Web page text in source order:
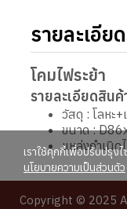
รายละเอีย
โคมไฟระย้า
รายละเอียดสินค้
วัสดุ : โลหะ+
ขนาด :
แหล่งกำเนิด
Copyright © 2025
เราใช้คุกกี้เพื่อปรับปรุง
นโยบายความเป็นส่วนตัว